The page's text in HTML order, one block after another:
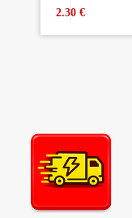
2.30€